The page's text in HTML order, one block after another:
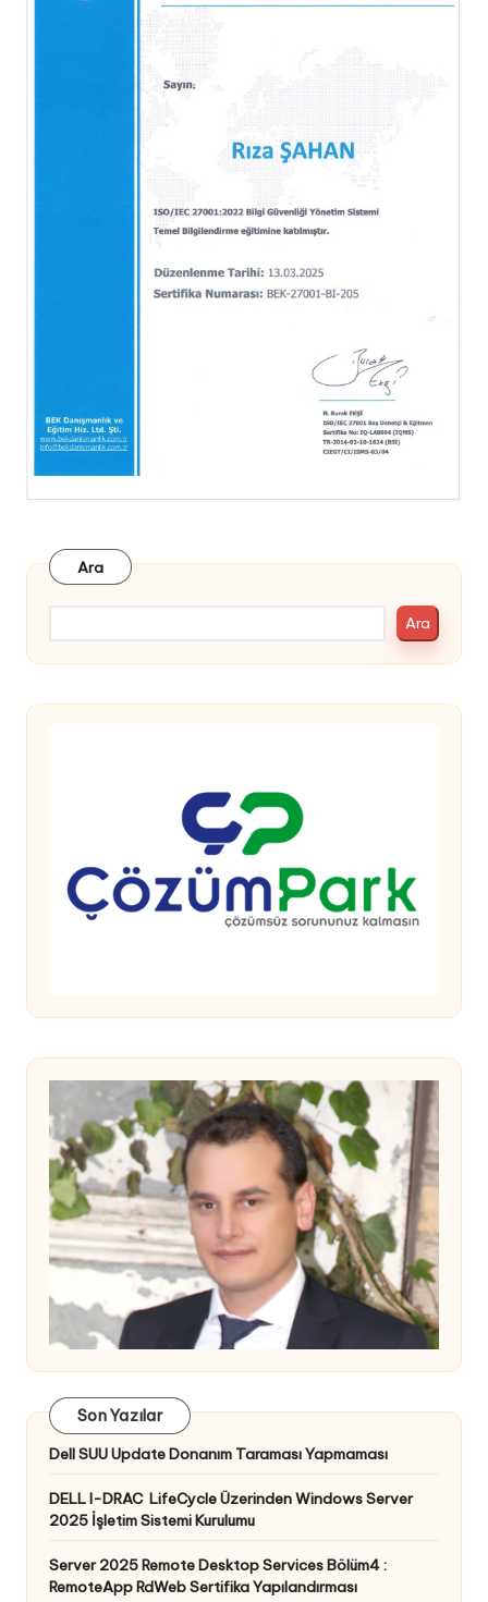
Ara
Ara
Son Yazılar
Dell SUU Update Donanım Taraması Yapmaması
DELL I-DRAC LifeCycle Üzerinden Windows Server
2025 İşletim Sistemi Kurulumu
Server 2025 Remote Desktop Services Bölüm4 :
RemoteApp RdWeb Sertifika Yapılandırması